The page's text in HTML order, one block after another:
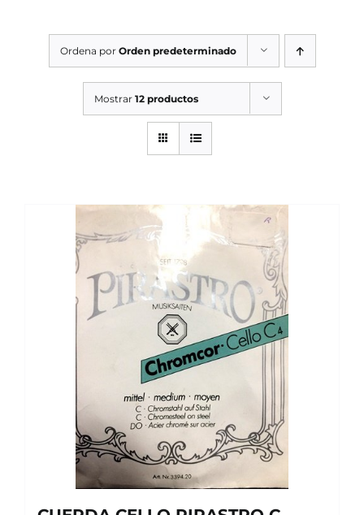
SERVICIOS TALLER
OCASIÓN
Ordena por Orden predeterminado
Mostrar 12 productos